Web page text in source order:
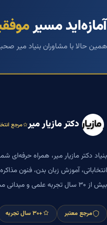
آمازه‌اید مسیر
همین حالا با مشاوران بنیاد میر
دکتر مازیار میر مرجع
بنیاد دکتر مازیار میر، همراه حرفه‌ای
انتخاباتی، آموزش زبان بدن، فنون
بیش از ۳۰ سال تجربه علمی و میدانی مستند.
مرجع معتبر +۳۰ سال تجربه